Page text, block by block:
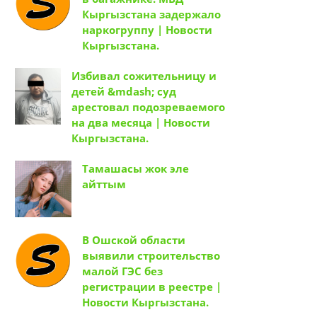
Кыргызстана задержало
наркогруппу | Новости
Кыргызстана.
Избивал сожительницу и
детей &mdash; суд
арестовал подозреваемого
на два месяца | Новости
Кыргызстана.
Тамашасы жок эле
айттым
В Ошской области
выявили строительство
малой ГЭС без
регистрации в реестре |
Новости Кыргызстана.